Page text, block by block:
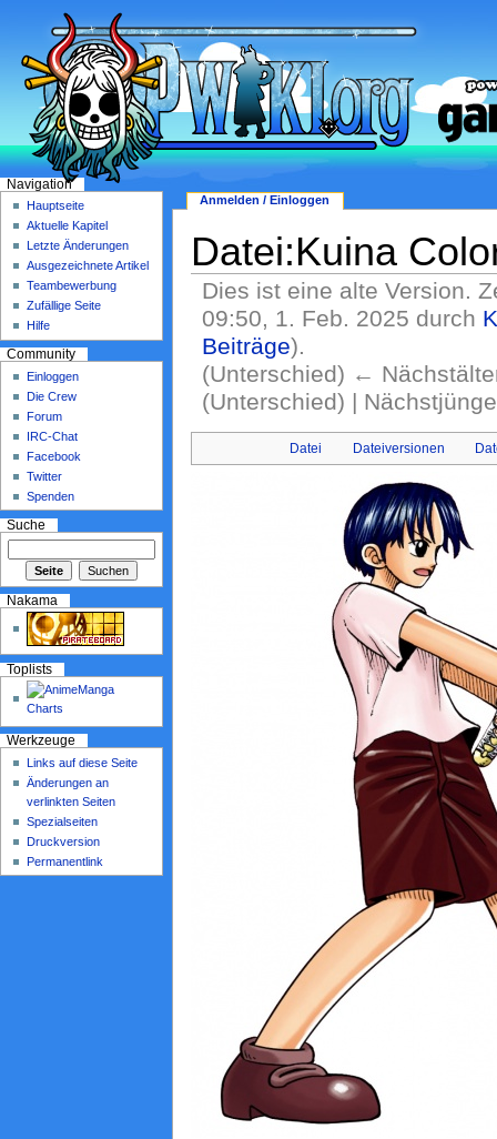
Datei:Kuina
Dies ist eine alte Version.
09:50, 1. Feb. 2025 durch
Beiträge).
(Unterschied) ←
(Unterschied) |
Datei Dateiversionen
Anmelden / Einloggen
Navigation
Hauptseite
Aktuelle Kapitel
Letzte Änderungen
Ausgezeichnete Artikel
Teambewerbung
Zufällige Seite
Hilfe
Community
Einloggen
Die Crew
Forum
IRC-Chat
Facebook
Twitter
Spenden
Suche
Nakama
Toplists
Werkzeuge
Links auf diese Seite
Änderungen an
verlinkten Seiten
Spezialseiten
Druckversion
Permanentlink